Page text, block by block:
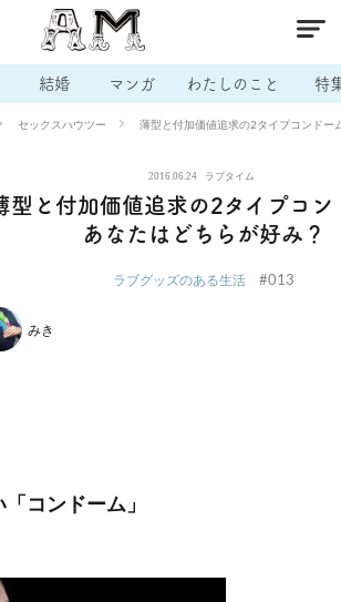
結婚 マンガ わたしのこと 特
セックスハウツー 薄型と付加価値追求の2タイプコンドー
2016.06.24 ラブタイム
型と付加価値追求の2タイプコン
あなたはどちらが好み？
ラブグッズのある生活 #013
みき
コンドーム」
# 男の本音 # セフレ # 不倫
# マッチングアプリ # ラブグッズ # 体の相